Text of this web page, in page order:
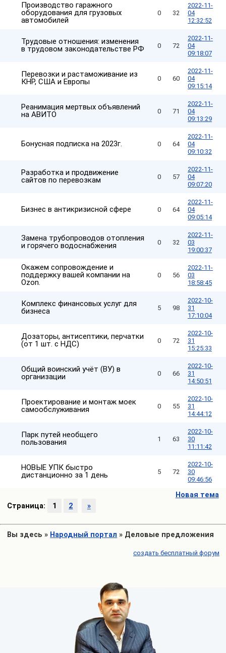
Производство гаражного
оборудования для грузовых
автомобилей
0 32
2022-11-
04
12:32:52
Трудовые отношения: изменения
в трудовом законодательстве РФ
0 72
2022-11-
04
09:18:07
Перевозки и растаможивание из
КНР, США и Европы
0 60
2022-11-
04
09:15:14
Реанимация мертвых объявлений
на АВИТО
0 71
2022-11-
04
09:13:29
Бонусная подписка на 2023г. 0 64
2022-11-
04
09:10:32
Разработка и продвижение
сайтов по перевозкам
0 57
2022-11-
04
09:07:20
Бизнес в антикризисной сфере 0 64
2022-11-
04
09:05:14
Замена трубопроводов отопления
и горячего водоснабжения
0 32
2022-11-
03
19:00:37
Окажем сопровождение и
поддержку вашей компании на
Ozon.
0 56
2022-11-
03
18:58:45
Комплeкс финaнсовых услуг для
бизнесa
5 98
2022-10-
31
17:10:04
Дозаторы, антисептики, перчатки
(от 1 шт. с НДС)
0 72
2022-10-
31
15:25:33
Общий воинский учёт (ВУ) в
организации
0 66
2022-10-
31
14:50:51
Проектирование и монтаж моек
самообслуживания
0 55
2022-10-
31
14:44:12
Парк путей необщего
пользования
1 63
2022-10-
30
11:11:42
НОВЫЕ УПК быстро
дистанционно за 1 день
5 72
2022-10-
30
09:46:56
Новая тема
Страница:
1 2 »
Вы здесь » Народный портал » Деловые предложения
создать бесплатный форум